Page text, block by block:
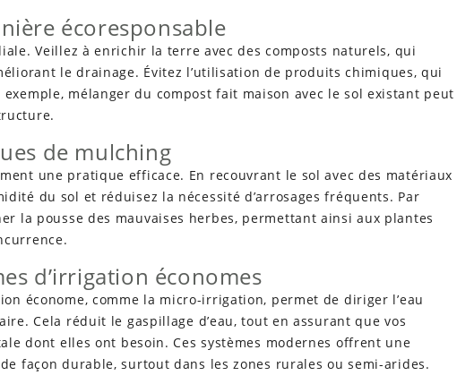
écoresponsable
Veillez à enrichir la terre avec des composts naturels, qui
le drainage. Évitez l’utilisation de produits chimiques, qui
exemple, mélanger du compost fait maison avec le sol existant peut
de mulching
une pratique efficace. En recouvrant le sol avec des matériaux
du sol et réduisez la nécessité d’arrosages fréquents. Par
la pousse des mauvaises herbes, permettant ainsi aux plantes
d’irrigation économes
économe, comme la micro-irrigation, permet de diriger l’eau
Cela réduit le gaspillage d’eau, tout en assurant que vos
dont elles ont besoin. Ces systèmes modernes offrent une
façon durable, surtout dans les zones rurales ou semi-arides.